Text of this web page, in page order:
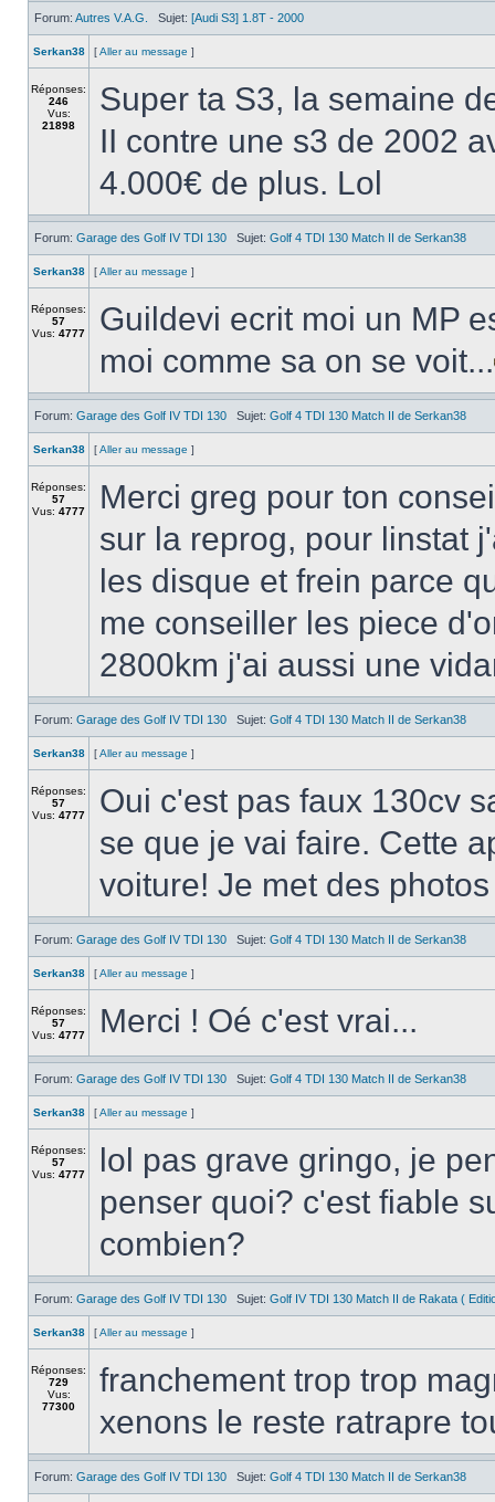
Forum: Autres V.A.G. Sujet: [Audi S3] 1.8T - 2000
Serkan38 [Aller au message ]
Réponses:
246
Vus:
21898
Super ta S3, la semaine
II contre une s3 de 2002
4.000€ de plus. Lol
Forum: Garage des Golf IV TDI 130 Sujet: Golf 4 TDI 130 Match II de Serkan38
Serkan38 [Aller au message ]
Réponses:
57
Vus: 4777
Guildevi ecrit moi un MP
moi comme sa on se voit...
Forum: Garage des Golf IV TDI 130 Sujet: Golf 4 TDI 130 Match II de Serkan38
Serkan38 [Aller au message ]
Réponses:
57
Vus: 4777
Merci greg pour ton
sur la reprog, pour linstat
les disque et frein parce
me conseiller les piece
2800km j'ai aussi une
Forum: Garage des Golf IV TDI 130 Sujet: Golf 4 TDI 130 Match II de Serkan38
Serkan38 [Aller au message ]
Réponses:
57
Vus: 4777
Oui c'est pas faux 130cv
se que je vai faire. Cette
voiture! Je met des
Forum: Garage des Golf IV TDI 130 Sujet: Golf 4 TDI 130 Match II de Serkan38
Serkan38 [Aller au message ]
Réponses:
57
Vus: 4777 Merci ! Oé c'est vrai...
Forum: Garage des Golf IV TDI 130 Sujet: Golf 4 TDI 130 Match II de Serkan38
Serkan38 [Aller au message ]
Réponses:
57
Vus: 4777
lol pas grave gringo, je
penser quoi? c'est fiable
combien?
Forum: Garage des Golf IV TDI 130 Sujet: Golf IV TDI 130 Match II de Rakata (
Serkan38 [Aller au message ]
Réponses:
729
Vus:
77300
franchement trop trop
xenons le reste ratrapre
Forum: Garage des Golf IV TDI 130 Sujet: Golf 4 TDI 130 Match II de Serkan38